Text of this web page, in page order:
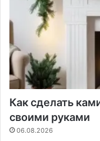
Как сделать
своими руками
06.08.2026